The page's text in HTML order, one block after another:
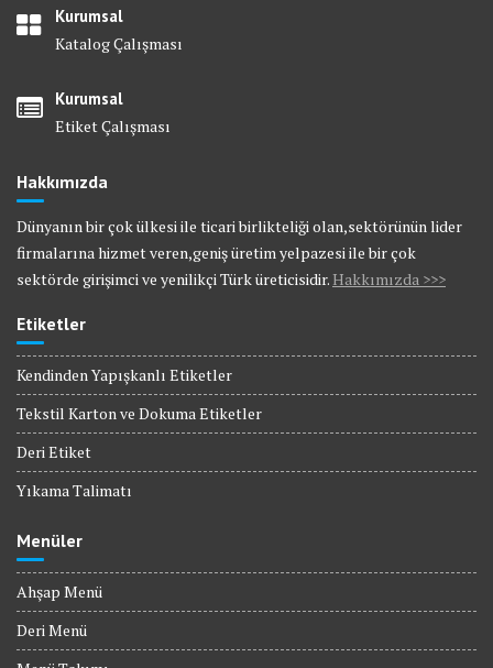
Kurumsal
Katalog Çalışması
Kurumsal
Etiket Çalışması
Hakkımızda
Dünyanın bir çok ülkesi ile ticari birlikteliği olan,sektörünün lider
firmalarına hizmet veren,geniş üretim yelpazesi ile bir çok
sektörde girişimci ve yenilikçi Türk üreticisidir.Hakkımızda >>>
Etiketler
Kendinden Yapışkanlı Etiketler
Tekstil Karton ve Dokuma Etiketler
Deri Etiket
Yıkama Talimatı
Menüler
Ahşap Menü
Deri Menü